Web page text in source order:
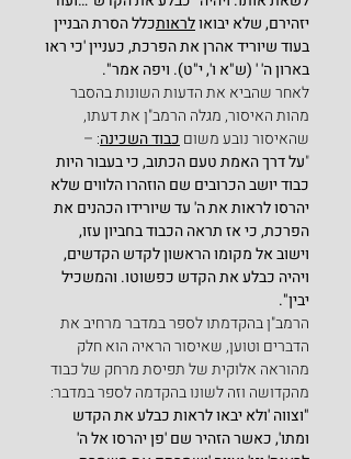
יזהירם, שלא יבואו לראותכלל הסרת הבניין
בעוד שיוריד אהרן את הפרכת, כעניין 'כי ראו
בארון ה' ' (ש"א ו', י"ט). ויפה אמר".
לאחר שהביא את הדעות השונות בהסבר
מהות האיסור, מגלה הרמב"ן את דעתו,
שהאיסור נובע משום כבוד השכינה: –
"על דרך האמתטעם הכתוב, כי בעבור היות
כבוד יושב הכרובים שם הוזהרו הלווים שלא
יהרסו לראות את ה' עד שיורידו הכהנים את
הפרכת, כי אז תראה הכבוד בחביון עזו,
וישוב אל מקומו הראשון לקדש הקדשים,
ויהיה כבלע את הקדש כפשוטו. והמשכיל
יבין".
הרמב"ן בהקדמתו לספר במדבר מרחיב את
הדברים וטוען, שאיסור הראיה הוא חלק
מהוראה אלוקית של תפיסת מרחק של כבוד
מהקדושה וזה לשונו בהקדמה לספר במדבר:
"וצווה 'ולא יבאו לראות כבלע את הקדש
ומתו', כאשר הזהיר שם 'פן יהרסו אל ה'